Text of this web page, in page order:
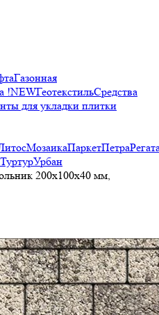
Газонная
!NEWГеотекстильСредства
для укладки плитки
МозаикаПаркетПетра
ТуртурУрбан
200х100х40 мм,